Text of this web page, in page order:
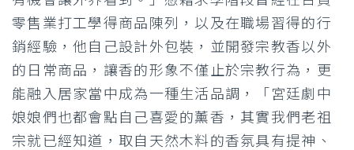
零售業打工學得商品陳列，以及在職場習得的行
銷經驗，他自己設計外包裝，並開發宗教香以外
的日常商品，讓香的形象不僅止於宗教行為，更
能融入居家當中成為一種生活品調，「宮廷劇中
娘娘們也都會點自己喜愛的薰香，其實我們老祖
宗就已經知道，取自天然木料的香氛具有提神、